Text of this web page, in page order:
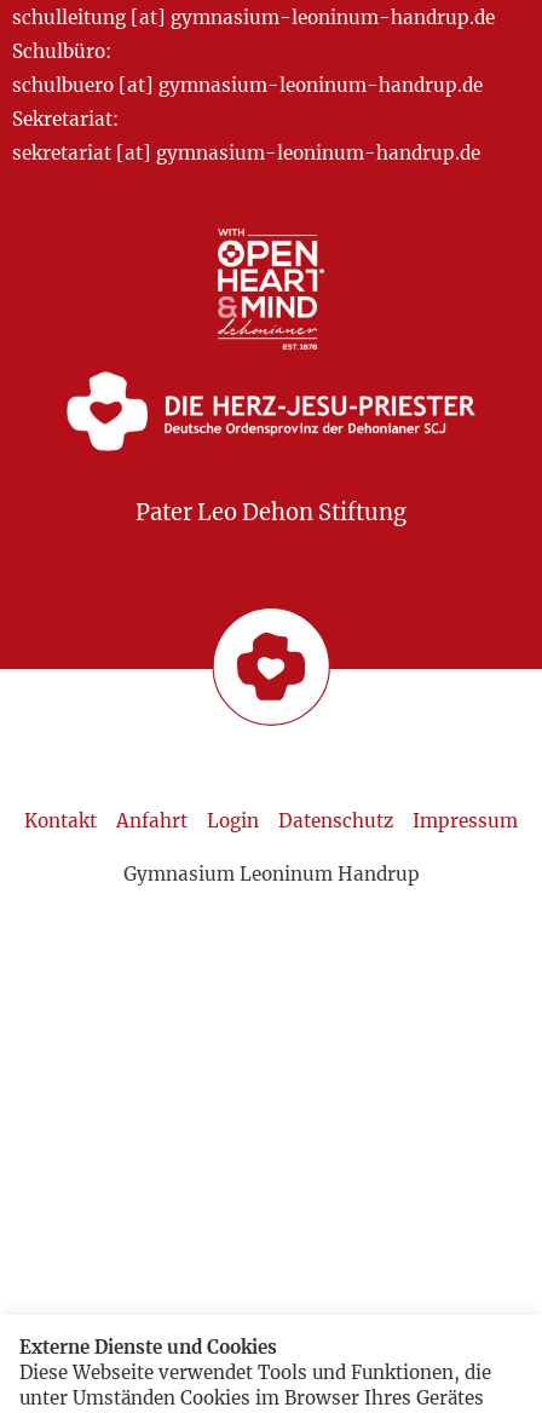
schulleitung [at] gymnasium-leoninum-handrup.de
Schulbüro:
schulbuero [at] gymnasium-leoninum-handrup.de
Sekretariat:
sekretariat [at] gymnasium-leoninum-handrup.de
Pater Leo Dehon Stiftung
Kontakt Anfahrt Login Datenschutz Impressum
Gymnasium Leoninum Handrup
Externe Dienste und Cookies
Diese Webseite verwendet Tools und Funktionen, die
unter Umständen Cookies im Browser Ihres Gerätes